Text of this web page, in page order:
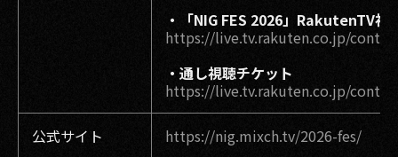
・「NIG FES 2026」RakutenTV視
https://live.tv.rakuten.co.jp/
・通し視聴チケット
https://live.tv.rakuten.co.jp/
公式サイト https://nig.mixch.tv/2026-fes/